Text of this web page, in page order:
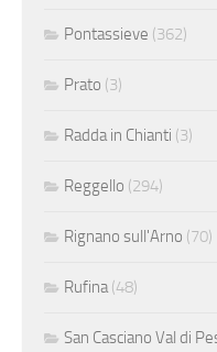
Pontassieve (362)
Prato (3)
Radda in Chianti (3)
Reggello (294)
Rignano sull'Arno (70)
Rufina(48)
San Casciano Val di